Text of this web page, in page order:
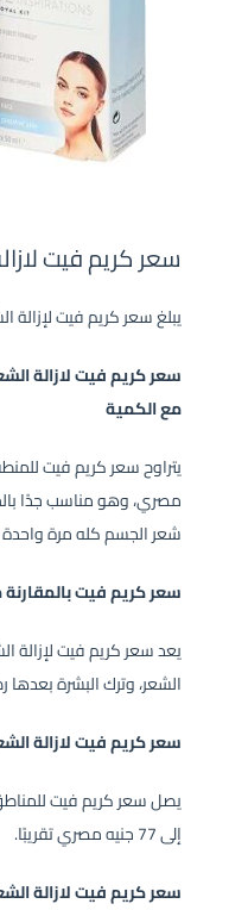
سعر كريم فيت
يبلغ سعر كريم فيت لإزالة الشعر 77 جنيه مصري
سعر كريم فيت لازالة
مع الكمية
مصري، وهو مناسب جدًا
شعر الجسم كله مرة
سعر كريم فيت بالمقارنة
يعد سعر كريم فيت لإزالة
الشعر، وترك البشرة بعدها
سعر كريم فيت لازالة
يصل سعر كريم فيت
إلى 77 جنيه مصري تقريبًا.
سعر كريم فيت لازالة